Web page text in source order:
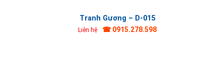
Tranh Gương – D-015
Liên hệ ☎ 0915.278.598